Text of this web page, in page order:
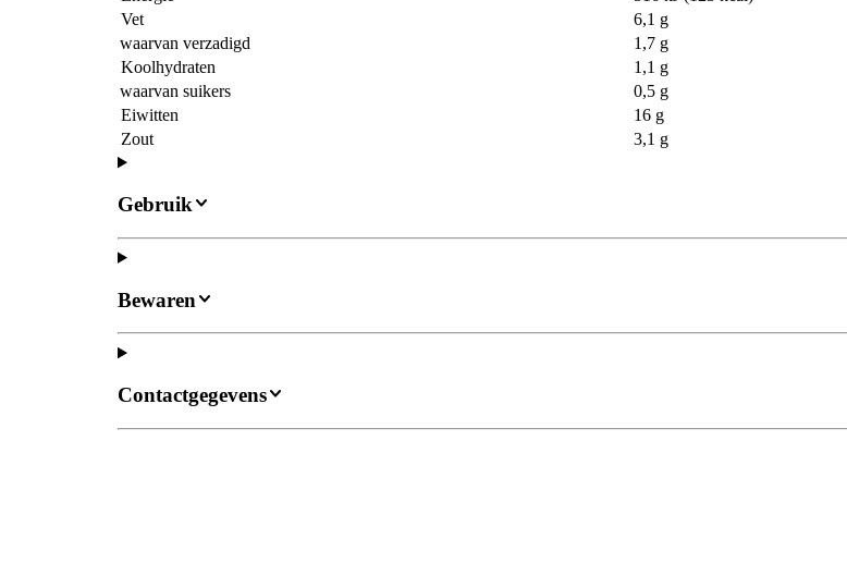
Vet
6,1 g
waarvan verzadigd
1,7 g
Koolhydraten
1,1 g
waarvan suikers
0,5 g
Eiwitten
16 g
Zout
3,1 g
Gebruik
Bewaren
Contactgegevens